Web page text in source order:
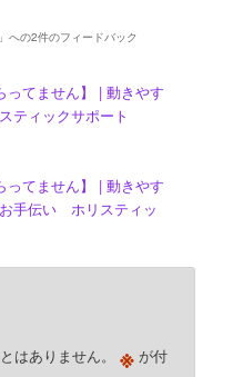
」への2件のフィードバック
ってません】 | 動きやす
ティックサポート
ってません】 | 動きやす
手伝い ホリスティッ
はありません。 ※ が付